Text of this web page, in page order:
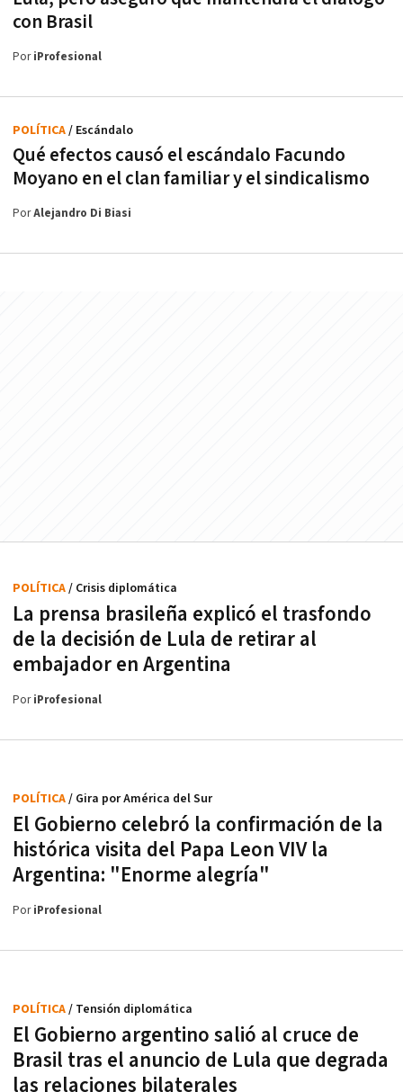
con Brasil
PoriProfesional
Qué efectos causó el escándalo Facundo
Moyano en el clan familiar y el sindicalismo
POLÍTICA/ Escándalo
PorAlejandro Di Biasi
La prensa brasileña explicó el trasfondo
de la decisión de Lula de retirar al
embajador en Argentina
POLÍTICA/ Crisis diplomática
PoriProfesional
El Gobierno celebró la confirmación de la
histórica visita del Papa Leon VIV la
Argentina: "Enorme alegría"
POLÍTICA/ Gira por América del Sur
PoriProfesional
El Gobierno argentino salió al cruce de
Brasil tras el anuncio de Lula que degrada
las relaciones bilaterales
POLÍTICA/ Tensión diplomática